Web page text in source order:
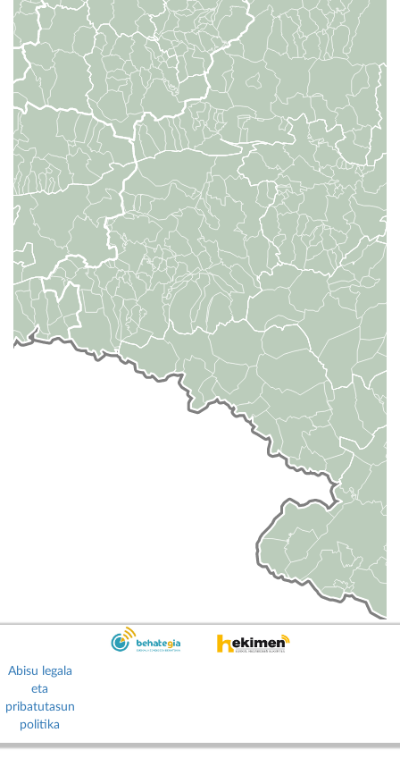
Abisu legala
eta
pribatutasun
politika